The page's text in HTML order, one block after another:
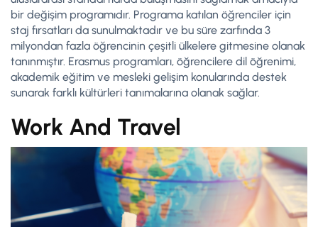
bir değişim programıdır. Programa katılan öğrenciler için
staj fırsatları da sunulmaktadır ve bu süre zarfında 3
milyondan fazla öğrencinin çeşitli ülkelere gitmesine olanak
tanınmıştır. Erasmus programları, öğrencilere dil öğrenimi,
akademik eğitim ve mesleki gelişim konularında destek
sunarak farklı kültürleri tanımalarına olanak sağlar.
Work And Travel